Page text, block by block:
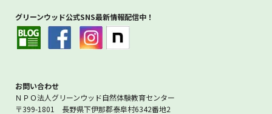
グリーンウッド公式SNS最新情報配信中！
お問い合わせ
ＮＰＯ法人グリーンウッド自然体験教育センター
〒399-1801 長野県下伊那郡泰阜村6342番地2